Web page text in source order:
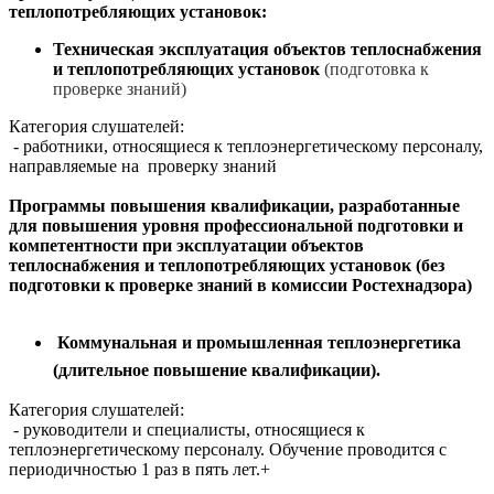
теплопотребляющих установок:
Техническая эксплуатация объектов теплоснабжения
и теплопотребляющих установок (подготовка к
проверке знаний)
Категория слушателей:
- работники, относящиеся к теплоэнергетическому персоналу,
направляемые на проверку знаний
Программы повышения квалификации, разработанные
для повышения уровня профессиональной подготовки и
компетентности при эксплуатации объектов
теплоснабжения и теплопотребляющих установок (без
подготовки к проверке знаний в комиссии Ростехнадзора)
Коммунальная и промышленная теплоэнергетика
(длительное повышение квалификации).
Категория слушателей:
- руководители и специалисты, относящиеся к
теплоэнергетическому персоналу. Обучение проводится с
периодичностью 1 раз в пять лет.+